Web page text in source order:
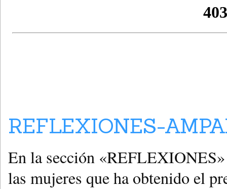
REFLEXIONES-
En la sección
las mujeres que ha obtenido el